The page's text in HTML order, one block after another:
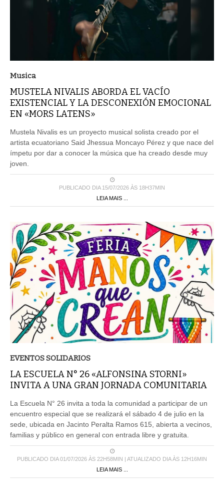
Musica
MUSTELA NIVALIS ABORDA EL VACÍO
EXISTENCIAL Y LA DESCONEXIÓN EMOCIONAL
EN «MORS LATENS»
Mustela Nivalis es un proyecto musical solista creado por el
artista ecuatoriano Said Jhessua Moncayo Pérez y que nace del
ímpetu por dar a conocer la música que ha creado desde muy
joven.
PUBLICADO DIA 15/07/2026 ÀS 18H37MIN
LEIA MAIS ...
EVENTOS SOLIDARIOS
LA ESCUELA N° 26 «ALFONSINA STORNI»
INVITA A UNA GRAN JORNADA COMUNITARIA
La Escuela N° 26 invita a toda la comunidad a participar de un
encuentro especial que se realizará el sábado 4 de julio en la
sede, ubicada en Jacinto Peralta Ramos 615, abierta a vecinos,
familias y público en general con entrada libre y gratuita.
PUBLICADO DIA 01/07/2026 ÀS 22H58MIN | ATUALIZADO DIA ÀS 12H16MIN
LEIA MAIS ...